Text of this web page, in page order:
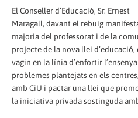
El Conseller d’Educació, Sr. Ernest
Maragall, davant el rebuig
majoria del professorat i de la
projecte de la nova llei
vagin en la línia d’enfortir
problemes plantejats en els
amb CiU i pactar una llei que
la iniciativa privada sostinguda